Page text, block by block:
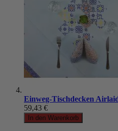
Einweg-Tischdecken
59,43 €
In den Warenkorb